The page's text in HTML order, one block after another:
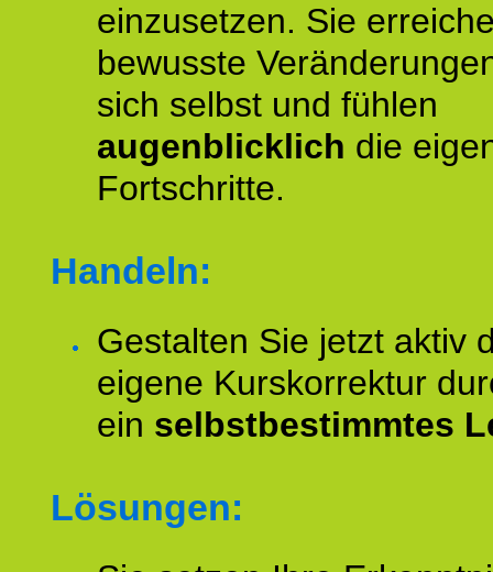
einzusetzen. Sie
bewusste
sich selbst und fühlen
augenblicklich die
Fortschritte.
Handeln:
Gestalten Sie jetzt aktiv
eigene Kurskorrektur
ein selbstbestimmtes
Lösungen: